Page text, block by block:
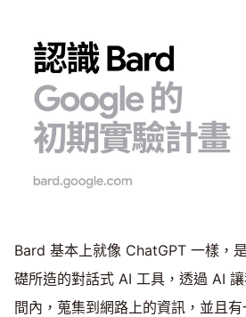
Bard 基本上就像 ChatGPT 一樣，
礎所造的對話式 AI 工具，透過 AI
間內，蒐集到網路上的資訊，並且有